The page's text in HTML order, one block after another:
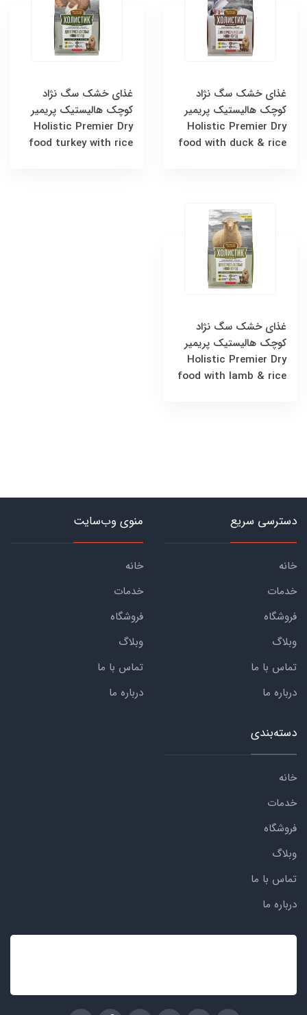
غذای خشک سگ‌ نژاد
کوچک هالیستیک پریمیر
Holistic Premier Dry
food with duck & rice
غذای خشک سگ‌ نژاد
کوچک هالیستیک پریمیر
Holistic Premier Dry
food turkey with rice
غذای خشک سگ‌ نژاد
کوچک هالیستیک پریمیر
Holistic Premier Dry
food with lamb & rice
دسترسی سریع
خانه
خدمات
فروشگاه
وبلاگ
تماس با ما
درباره ما
منوی وب‌سایت
خانه
خدمات
فروشگاه
وبلاگ
تماس با ما
درباره ما
دسته‌بندی
خانه
خدمات
فروشگاه
وبلاگ
تماس با ما
درباره ما